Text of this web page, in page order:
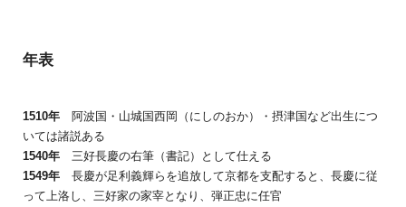
年表
1510年
阿波国・山城国西岡（にしのおか）・摂津国など出生につ
いては諸説ある
1540年
三好長慶の右筆（書記）として仕える
1549年
長慶が足利義輝らを追放して京都を支配すると、長慶に従
って上洛し、三好家の家宰となり、弾正忠に任官